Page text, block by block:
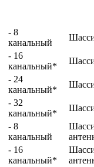
- 8
канальный
- 16
канальный*
- 24
канальный*
- 32
канальный*
- 8
канальный
- 16
канальный*